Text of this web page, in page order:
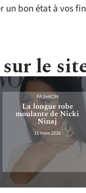
un bon état à vos
le
FASHION
La longue robe
moulante de Nicki
Ninaj
11 mars 2026